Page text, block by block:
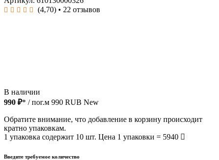
(4,70) • 22 отзывов
В наличии
990 ₽* / пог.м 990 RUB New
Обратите внимание, что добавление в корзину происходит
кратно упаковкам.
1 упаковка содержит 10 шт. Цена 1 упаковки = 5940
Введите требуемое количество